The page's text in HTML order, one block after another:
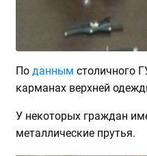
По данным столичного
карманах верхней
У некоторых граждан
металлические прутья.